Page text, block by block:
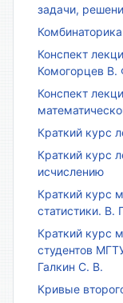
задачи,
Комбинаторика
Конспект
Комогорцев В.
Конспект
Краткий курс
Краткий курс
исчислению
Краткий курс
статистики. В.
Краткий курс
студентов
Галкин С. В.
Кривые